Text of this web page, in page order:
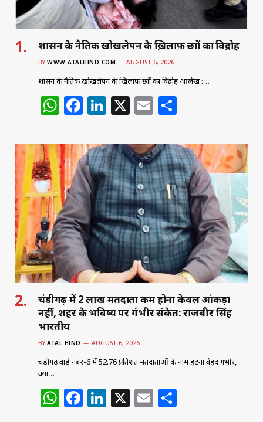
शासन के नैतिक खोखलेपन के ख़िलाफ़ छात्रों का विद्रोह
BY WWW.ATALHIND.COM AUGUST 6, 2026
शासन के नैतिक खोखलेपन के ख़िलाफ़ छात्रों का विद्रोह आलेख :…
W
at
s
A
p
p
F
c
e
b
o
o
k
Li
k
e
dI
n
X E
ai
l
ar
e
चंडीगढ़ में 2 लाख मतदाता कम होना केवल आंकड़ा
नहीं, शहर के भविष्य पर गंभीर संकेत: राजबीर सिंह
भारतीय
BY ATAL HIND AUGUST 6, 2026
चंडीगढ़ वार्ड नंबर-6 में 52.76 प्रतिशत मतदाताओं के नाम हटना बेहद गंभीर,
क्या…
W F Li X E